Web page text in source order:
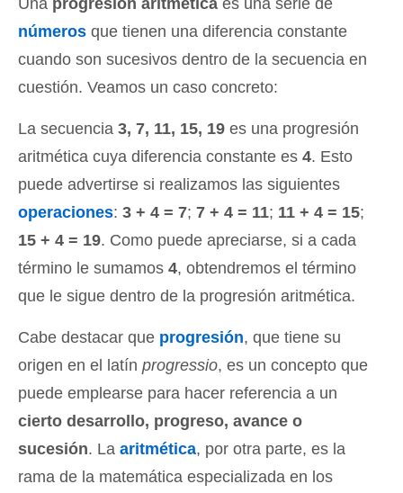
Una progresión aritmética es una serie de
números que tienen una diferencia constante
cuando son sucesivos dentro de la secuencia en
cuestión. Veamos un caso concreto:
La secuencia 3, 7, 11, 15, 19 es una progresión
aritmética cuya diferencia constante es 4. Esto
puede advertirse si realizamos las siguientes
operaciones: 3 + 4 = 7; 7 + 4 = 11; 11 + 4 = 15;
15 + 4 = 19. Como puede apreciarse, si a cada
término le sumamos 4, obtendremos el término
que le sigue dentro de la progresión aritmética.
Cabe destacar que progresión, que tiene su
origen en el latín progressio, es un concepto que
puede emplearse para hacer referencia a un
cierto desarrollo, progreso, avance o
sucesión. La aritmética, por otra parte, es la
rama de la matemática especializada en los